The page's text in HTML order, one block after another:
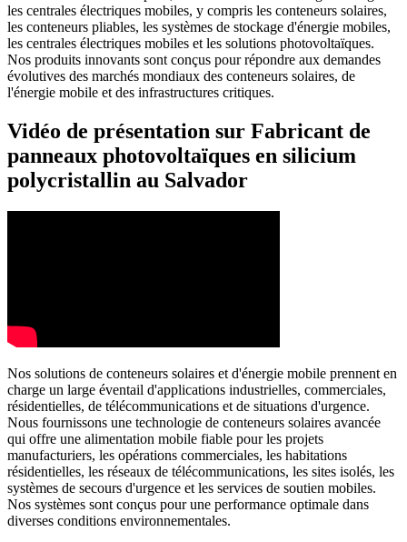
les centrales électriques mobiles, y compris les conteneurs solaires,
les conteneurs pliables, les systèmes de stockage d'énergie mobiles,
les centrales électriques mobiles et les solutions photovoltaïques.
Nos produits innovants sont conçus pour répondre aux demandes
évolutives des marchés mondiaux des conteneurs solaires, de
l'énergie mobile et des infrastructures critiques.
Vidéo de présentation sur Fabricant de
panneaux photovoltaïques en silicium
polycristallin au Salvador
Nos solutions de conteneurs solaires et d'énergie mobile prennent en
charge un large éventail d'applications industrielles, commerciales,
résidentielles, de télécommunications et de situations d'urgence.
Nous fournissons une technologie de conteneurs solaires avancée
qui offre une alimentation mobile fiable pour les projets
manufacturiers, les opérations commerciales, les habitations
résidentielles, les réseaux de télécommunications, les sites isolés, les
systèmes de secours d'urgence et les services de soutien mobiles.
Nos systèmes sont conçus pour une performance optimale dans
diverses conditions environnementales.